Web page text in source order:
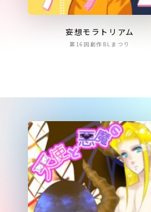
妄想モラトリアム
第16回創作BLまつり